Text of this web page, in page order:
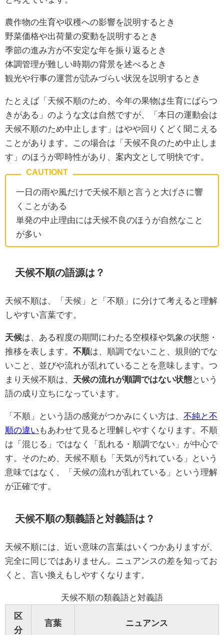
農作物の生育や収穫への影響を説明するとき
野菜価格や出荷量の変動を説明するとき
季節の進み方が不安定な年を振り返るとき
体調管理が難しい時期の背景を述べるとき
観光や行事の運営が読みづらい状況を説明するとき
たとえば「天候不順のため、今年の果物は生育にばらつ
きがある」のような文は自然ですが、「本日の運動会は
天候不順のため中止します」はやや回りくどく聞こえる
ことがあります。この場合は「天候不良のため中止しま
す」のほうが即時性があり、案内文として明快です。
一日の雨や風だけで天候不順と言うと大げさに響
くことがある
単発の中止理由には天候不良のほうが自然なこと
が多い
天候不順の語源は？
天候不順は、「天候」と「不順」に分けて考えると理解
しやすい言葉です。
天候は、ある程度の期間にわたる空模様や気象の状態・
推移を表します。 不順は、順調でないこと、規則的でな
いこと、並びや流れが乱れていることを意味します。つ
まり天候不順は、 天候の流れが順調ではない状態という
語の成り立ちになっています。
「不順」という語の感覚がつかみにくい方は、 不純と不
順の違い もあわせて見ると理解しやすくなります。不順
は「混じる」ではなく「乱れる・順調でない」が中心で
す。そのため、天候不順も「天気が汚れている」という
意味ではなく、「天候の流れが乱れている」という理解
が正確です。
天候不順の類義語と対義語は？
天候不順には、近い意味の言葉はいくつかありますが、
完全に同じではありません。ニュアンスの差を知ってお
くと、言い換えもしやすくなります。
天候不順の類義語と対義語
区
分
言葉 ニュアンス